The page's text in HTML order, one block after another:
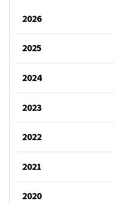
2026
2025
2024
2023
2022
2021
2020